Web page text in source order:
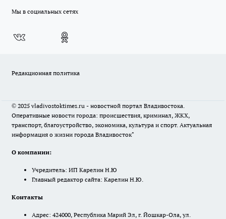
Мы в социальных сетях
Редакционная политика
© 2025 vladivostoktimes.ru - новостной портал Владивостока.
Оперативные новости города: происшествия, криминал, ЖКХ,
транспорт, благоустройство, экономика, культура и спорт. Актуальная
информация о жизни города Владивосток"
О компании:
Учредитель: ИП Карелин Н.Ю
Главный редактор сайта: Карелин Н.Ю.
Контакты
Адрес: 424000, Республика Марий Эл, г. Йошкар-Ола, ул.